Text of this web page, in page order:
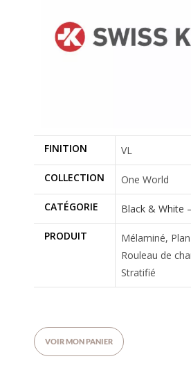
FINITION VL
COLLECTION One World
CATÉGORIE Black & White
PRODUIT
Mélaminé,
Rouleau de
Stratifié
VOIR MON PANIER